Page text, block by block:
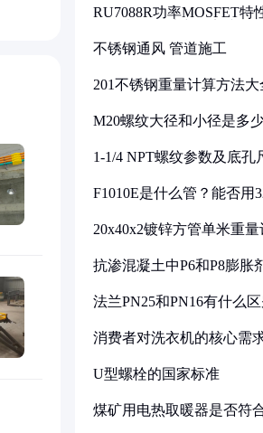
RU7088R功率MOSFET特
不锈钢通风 管道施工
201不锈钢重量计算方法大
M20螺纹大径和小径是多
1-1/4 NPT螺纹参数及底孔
F1010E是什么管？能否用
20x40x2镀锌方管单米重
抗渗混凝土中P6和P8膨胀
法兰PN25和PN16有什么区
消费者对洗衣机的核心需
U型螺栓的国家标准
煤矿用电热取暖器是否符